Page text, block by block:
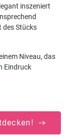
inszeniert
des Stücks
Niveau, das
Eindruck